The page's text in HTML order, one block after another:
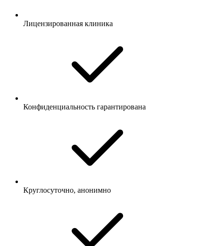
Лицензированная клиника
Конфиденциальность гарантирована
Круглосуточно, анонимно